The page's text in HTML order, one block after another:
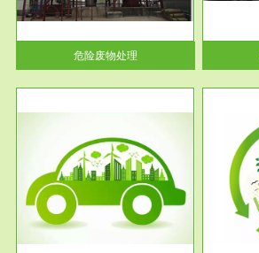
危险废物处理
废物处理业务包括市政废物的处
理处...
服务范围
工作场所职业危害现状评价
【现状评价意义】：具体因素---
-通过质谱分析等多种手段明确